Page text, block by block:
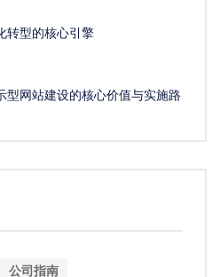
转型的核心引擎
型网站建设的核心价值与实施路
公司指南